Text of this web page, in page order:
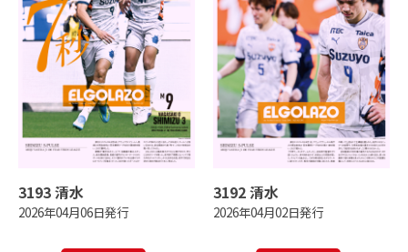
3193 清水
2026年04月06日発行
3192 清水
2026年04月02日発行